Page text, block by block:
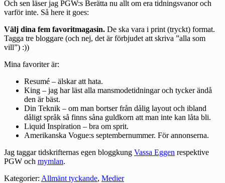
Och sen läser jag PGW:s Berätta nu allt om era tidningsvanoroch
varför inte. Så here it goes:
Välj dina fem favoritmagasin. De ska vara i print (tryckt) format.
Tagga tre bloggare (och nej, det är förbjudet att skriva ”alla som
vill”) :))
Mina favoriter är:
Resumé – älskar att hata.
King – jag har läst alla mansmodetidningar och tycker ändå
den är bäst.
Din Teknik – om man bortser från dålig layout och ibland
dåligt språk så finns såna guldkorn att man inte kan låta bli.
Liquid Inspiration – bra om sprit.
Amerikanska Vogue:s septembernummer. För annonserna.
Jag taggar tidskrifternas egen bloggkung Vassa Eggen respektive
PGW och mymlan.
Kategorier: Allmänt tyckande, Medier